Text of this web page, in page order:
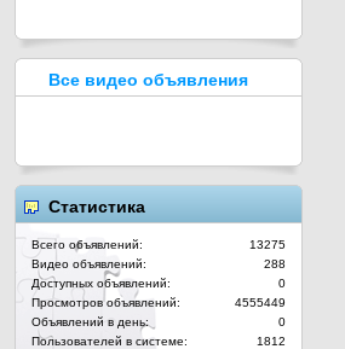
Все видео объявления
Статистика
Всего объявлений:
13275
Видео объявлений:
288
Доступных объявлений:
0
Просмотров объявлений:
4555449
Объявлений в день:
0
Пользователей в системе:
1812